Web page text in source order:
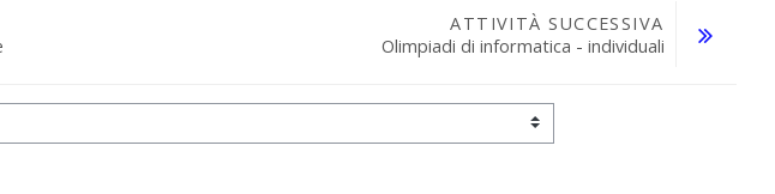
ATTIVITÀ SUCCESSIVA
Olimpiadi di informatica - individuali